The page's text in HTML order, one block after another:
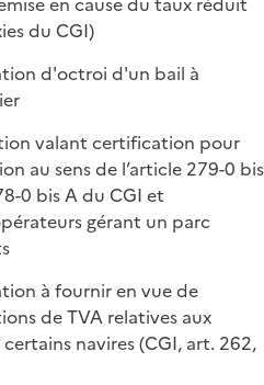
du CGI)
d'octroi d'un bail à
valant certification pour
au sens de l’article 279-0 bis
0 bis A du CGI et
gérant un parc
à fournir en vue de
de TVA relatives aux
navires (CGI, art. 262,